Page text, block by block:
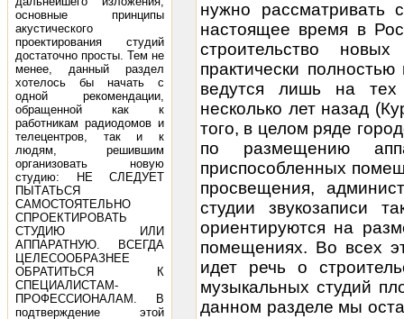
основные принципы
акустического
проектирования студий
достаточно просты. Тем не
менее, данный раздел
хотелось бы начать с
одной рекомендации,
обращенной как к
работникам радиодомов и
телецентров, так и к
людям, решившим
организовать новую
студию: НЕ СЛЕДУЕТ
ПЫТАТЬСЯ
САМОСТОЯТЕЛЬНО
СПРОЕКТИРОВАТЬ
СТУДИЮ ИЛИ
АППАРАТНУЮ. ВСЕГДА
ЦЕЛЕСООБРАЗНЕЕ
ОБРАТИТЬСЯ К
СПЕЦИАЛИСТАМ-
ПРОФЕССИОНАЛАМ. В
подтверждение этой
нужно рассматривать
настоящее время в
строительство новых
практически
ведутся лишь на тех
несколько лет назад
того, в целом ряде
по размещению
приспособленных
просвещения,
студии звукозаписи
ориентируются на
помещениях. Во всех
идет речь о
музыкальных студий
данном разделе мы